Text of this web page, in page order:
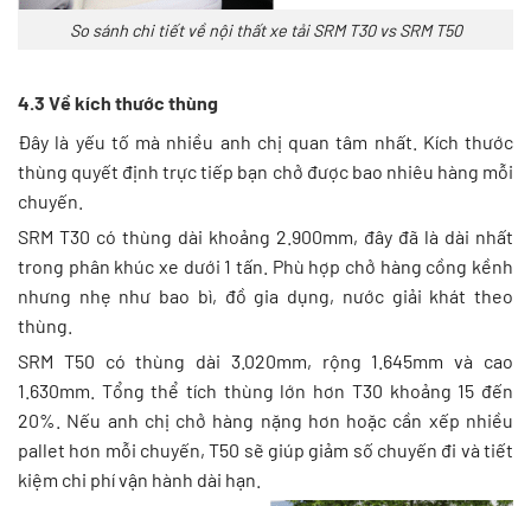
So sánh chi tiết về nội thất xe tải SRM T30 vs SRM T50
4.3 Về kích thước thùng
Đây là yếu tố mà nhiều anh chị quan tâm nhất. Kích thước
thùng quyết định trực tiếp bạn chở được bao nhiêu hàng mỗi
chuyến.
SRM T30 có thùng dài khoảng 2.900mm, đây đã là dài nhất
trong phân khúc xe dưới 1 tấn. Phù hợp chở hàng cồng kềnh
nhưng nhẹ như bao bì, đồ gia dụng, nước giải khát theo
thùng.
SRM T50 có thùng dài 3.020mm, rộng 1.645mm và cao
1.630mm. Tổng thể tích thùng lớn hơn T30 khoảng 15 đến
20%. Nếu anh chị chở hàng nặng hơn hoặc cần xếp nhiều
pallet hơn mỗi chuyến, T50 sẽ giúp giảm số chuyến đi và tiết
kiệm chi phí vận hành dài hạn.